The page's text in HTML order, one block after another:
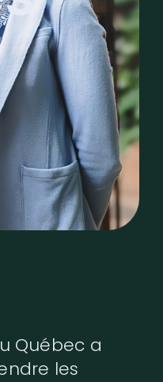
Québec a
les